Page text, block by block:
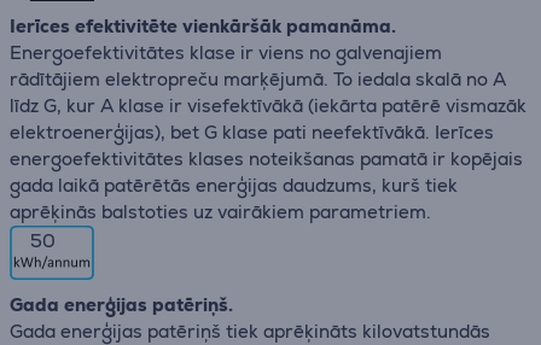
Ierīces efektivitēte vienkāršāk pamanāma.
Energoefektivitātes klase ir viens no galvenajiem
rādītājiem elektropreču marķējumā. To iedala skalā no A
līdz G, kur A klase ir visefektīvākā (iekārta patērē vismazāk
elektroenerģijas), bet G klase pati neefektīvākā. Ierīces
energoefektivitātes klases noteikšanas pamatā ir kopējais
gada laikā patērētās enerģijas daudzums, kurš tiek
aprēķinās balstoties uz vairākiem parametriem.
50
Gada enerģijas patēriņš.
Gada enerģijas patēriņš tiek aprēķināts kilovatstundās